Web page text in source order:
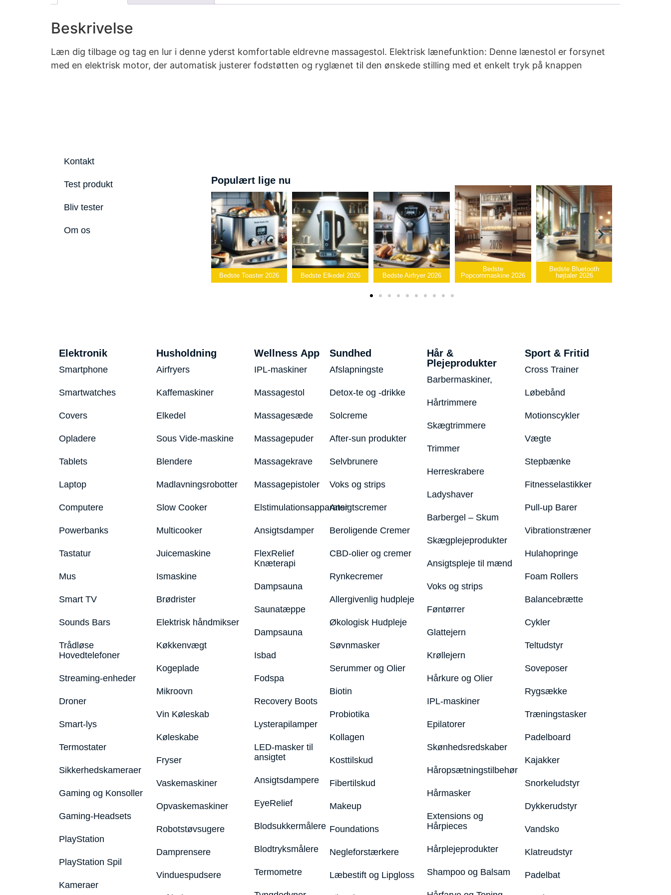
Beskrivelse
Læn dig tilbage og tag en lur i denne yderst komfortable eldrevne massagestol. Elektrisk lænefunktion: Denne lænestol er forsynet
med en elektrisk motor, der automatisk justerer fodstøtten og ryglænet til den ønskede stilling med et enkelt tryk på knappen
Kontakt
Test produkt
Bliv tester
Om os
Populært lige nu
Bedste Toaster 2026 Bedste Elkedel 2026 Bedste Airfryer 2026
Bedste
Popcornmaskine 2026
Bedste Bluetooth
højtaler 2026
Bedste infrarøde
varmepude 2026
Elektronik
Smartphone
Smartwatches
Covers
Opladere
Tablets
Laptop
Computere
Powerbanks
Tastatur
Mus
Smart TV
Sounds Bars
Trådløse
Hovedtelefoner
Streaming-enheder
Droner
Smart-lys
Termostater
Sikkerhedskameraer
Gaming og Konsoller
Gaming-Headsets
PlayStation
PlayStation Spil
Kameraer
Husholdning
Airfryers
Kaffemaskiner
Elkedel
Sous Vide-maskine
Blendere
Madlavningsrobotter
Slow Cooker
Multicooker
Juicemaskine
Ismaskine
Brødrister
Elektrisk håndmikser
Køkkenvægt
Kogeplade
Mikroovn
Vin Køleskab
Køleskabe
Fryser
Vaskemaskiner
Opvaskemaskiner
Robotstøvsugere
Damprensere
Vinduespudsere
Wellness App
IPL-maskiner
Massagestol
Massagesæde
Massagepuder
Massagekrave
Massagepistoler
Elstimulationsapparater
Ansigtsdamper
FlexRelief
Knæterapi
Dampsauna
Saunatæppe
Dampsauna
Isbad
Fodspa
Recovery Boots
Lysterapilamper
LED-masker til
ansigtet
Ansigtsdampere
EyeRelief
Blodsukkermålere
Blodtryksmålere
Termometre
Sundhed
Afslapningste
Detox-te og -drikke
Solcreme
After-sun produkter
Selvbrunere
Voks og strips
Ansigtscremer
Beroligende Cremer
CBD-olier og cremer
Rynkecremer
Allergivenlig hudpleje
Økologisk Hudpleje
Søvnmasker
Serummer og Olier
Biotin
Probiotika
Kollagen
Kosttilskud
Fibertilskud
Makeup
Foundations
Negleforstærkere
Læbestift og Lipgloss
Hår &
Plejeprodukter
Barbermaskiner,
Hårtrimmere
Skægtrimmere
Trimmer
Herreskrabere
Ladyshaver
Barbergel – Skum
Skægplejeprodukter
Ansigtspleje til mænd
Voks og strips
Føntørrer
Glattejern
Krøllejern
Hårkure og Olier
IPL-maskiner
Epilatorer
Skønhedsredskaber
Håropsætningstilbehør
Hårmasker
Extensions og
Hårpieces
Hårplejeprodukter
Shampoo og Balsam
Sport & Fritid
Cross Trainer
Løbebånd
Motionscykler
Vægte
Stepbænke
Fitnesselastikker
Pull-up Barer
Vibrationstræner
Hulahopringe
Foam Rollers
Balancebrætte
Cykler
Teltudstyr
Soveposer
Rygsække
Træningstasker
Padelboard
Kajakker
Snorkeludstyr
Dykkerudstyr
Vandsko
Klatreudstyr
Padelbat